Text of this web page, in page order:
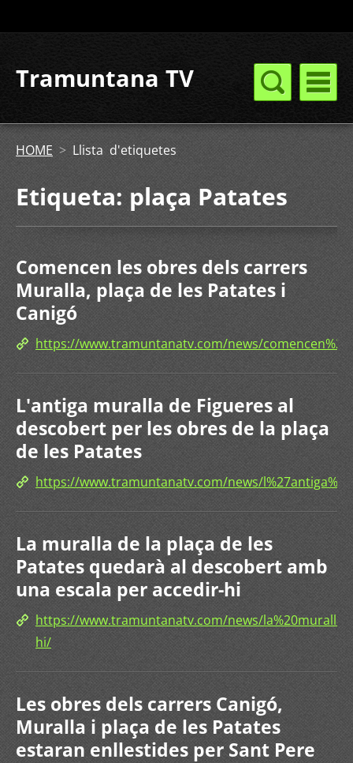
Tramuntana TV
HOME > Llista d'etiquetes
Etiqueta: plaça Patates
Comencen les obres dels carrers
Muralla, plaça de les Patates i
Canigó
https://www.tramuntanatv.com/news/
L'antiga muralla de Figueres al
descobert per les obres de la plaça
de les Patates
https://www.tramuntanatv.com/news/
La muralla de la plaça de les
Patates quedarà al descobert amb
una escala per accedir-hi
https://www.tramuntanatv.com/news/
hi/
Les obres dels carrers Canigó,
Muralla i plaça de les Patates
estaran enllestides per Sant Pere